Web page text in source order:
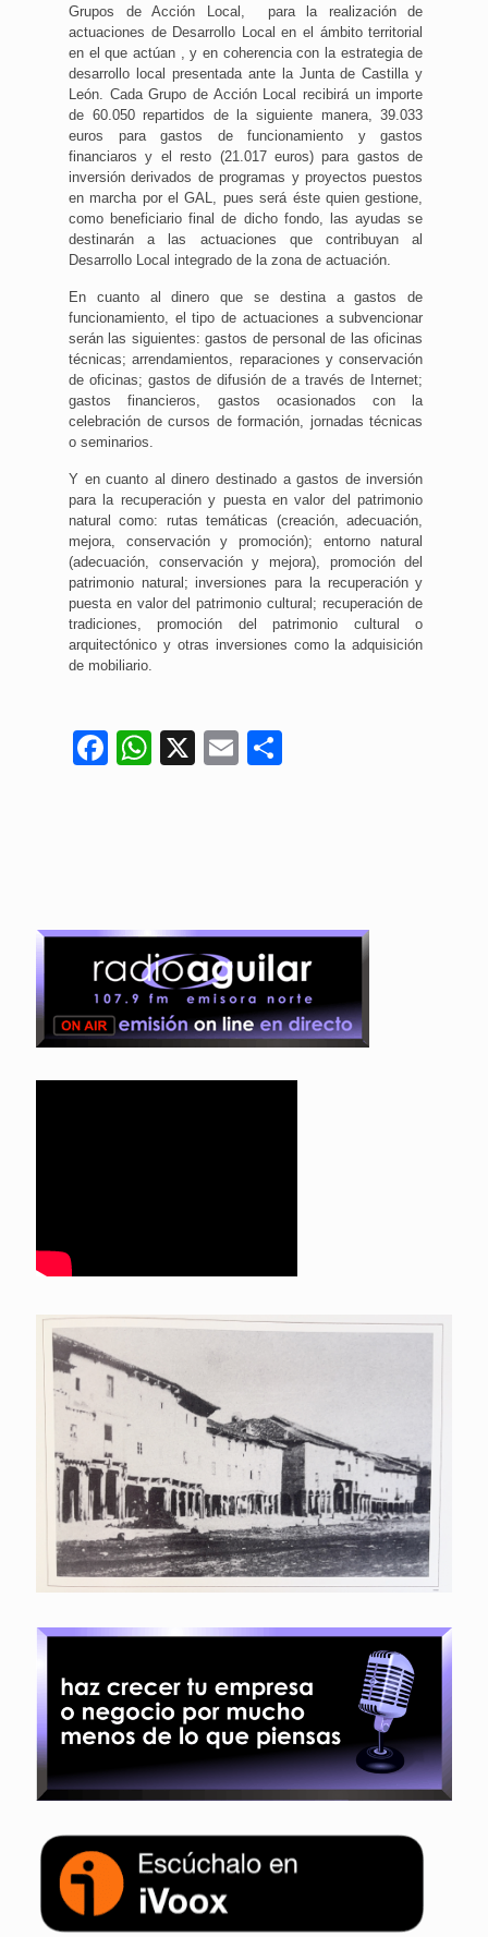
Grupos de Acción Local, para la realización de
actuaciones de Desarrollo Local en el ámbito territorial
en el que actúan , y en coherencia con la estrategia de
desarrollo local presentada ante la Junta de Castilla y
León. Cada Grupo de Acción Local recibirá un importe
de 60.050 repartidos de la siguiente manera, 39.033
euros para gastos de funcionamiento y gastos
financiaros y el resto (21.017 euros) para gastos de
inversión derivados de programas y proyectos puestos
en marcha por el GAL, pues será éste quien gestione,
como beneficiario final de dicho fondo, las ayudas se
destinarán a las actuaciones que contribuyan al
Desarrollo Local integrado de la zona de actuación.
En cuanto al dinero que se destina a gastos de
funcionamiento, el tipo de actuaciones a subvencionar
serán las siguientes: gastos de personal de las oficinas
técnicas; arrendamientos, reparaciones y conservación
de oficinas; gastos de difusión de a través de Internet;
gastos financieros, gastos ocasionados con la
celebración de cursos de formación, jornadas técnicas
o seminarios.
Y en cuanto al dinero destinado a gastos de inversión
para la recuperación y puesta en valor del patrimonio
natural como: rutas temáticas (creación, adecuación,
mejora, conservación y promoción); entorno natural
(adecuación, conservación y mejora), promoción del
patrimonio natural; inversiones para la recuperación y
puesta en valor del patrimonio cultural; recuperación de
tradiciones, promoción del patrimonio cultural o
arquitectónico y otras inversiones como la adquisición
de mobiliario.
Facebook
WhatsApp
X Email